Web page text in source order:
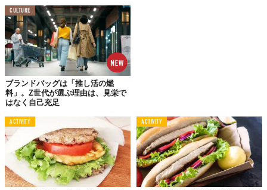
シナモンパウダー：小さじ1/3
カルダモン：1粒
クローブ：2粒
＜つくり方＞
まず、厚手の鍋にすべての材料を入れ、弱火で熱します。
全体の量が1/4になるまで煮詰めたら完成。
もOK。おすすめはバニラアイスにタラっ。安価なアイスだって、
どこか高貴で甘美な口当たりに様変わり。
TABI LABO
CULTURE
ブランドバッグは「推し活の燃
料」。Z世代が選ぶ理由は、見栄で
はなく自己充足
ACTIVITY ACTIVITY